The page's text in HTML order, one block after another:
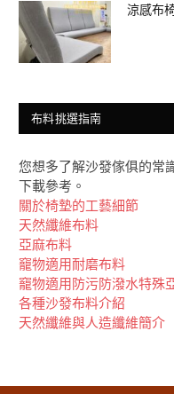
涼感布
布料挑選指南
您想多了解沙發傢俱的常
下載參考。
關於椅墊的工藝細節
天然纖維布料
亞麻布料
竉物適用耐磨布料
竉物適用防污防潑水特殊
各種沙發布料介紹
天然纖維與人造纖維簡介